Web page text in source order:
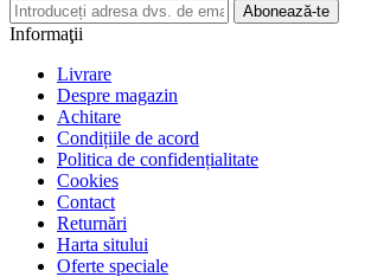
Abonează-te
Informaţii
Livrare
Despre magazin
Achitare
Condițiile de acord
Politica de confidențialitate
Cookies
Contact
Returnări
Harta sitului
Oferte speciale